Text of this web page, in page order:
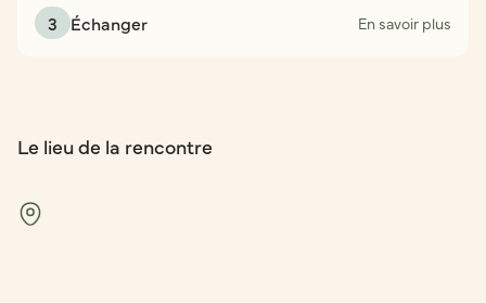
3 Échanger En savoir plus
Le lieu de la rencontre